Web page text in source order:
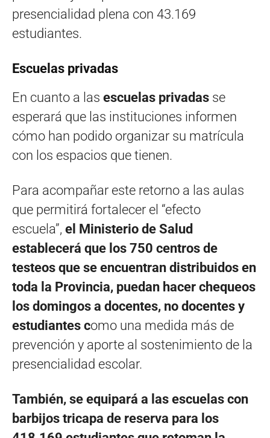
presencialidad plena con 43.169
estudiantes.
Escuelas privadas
En cuanto a las escuelas privadas se
esperará que las instituciones informen
cómo han podido organizar su matrícula
con los espacios que tienen.
Para acompañar este retorno a las aulas
que permitirá fortalecer el “efecto
escuela”, el Ministerio de Salud
establecerá que los 750 centros de
testeos que se encuentran distribuidos en
toda la Provincia, puedan hacer chequeos
los domingos a docentes, no docentes y
estudiantes como una medida más de
prevención y aporte al sostenimiento de la
presencialidad escolar.
También, se equipará a las escuelas con
barbijos tricapa de reserva para los